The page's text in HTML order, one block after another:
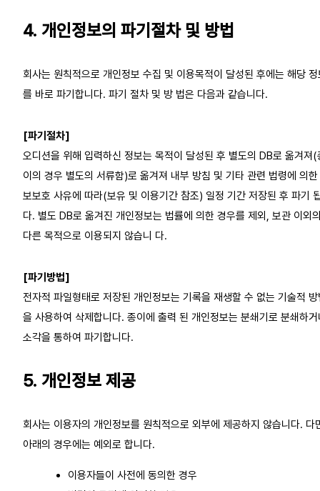
4. 개인정보의 파기절차 및 방법
회사는 원칙적으로 개인정보 수집 및 이용목적이 달성된 후에는 해당 정
를 바로 파기합니다. 파기 절차 및 방 법은 다음과 같습니다.
[파기절차]
오디션을 위해 입력하신 정보는 목적이 달성된 후 별도의 DB로 옮겨져(
이의 경우 별도의 서류함)로 옮겨져 내부 방침 및 기타 관련 법령에 의
보보호 사유에 따라(보유 및 이용기간 참조) 일정 기간 저장된 후 파기
다. 별도 DB로 옮겨진 개인정보는 법률에 의한 경우를 제외, 보관 이외
다른 목적으로 이용되지 않습니 다.
[파기방법]
전자적 파일형태로 저장된 개인정보는 기록을 재생할 수 없는 기술적 방
을 사용하여 삭제합니다. 종이에 출력 된 개인정보는 분쇄기로 분쇄하거
소각을 통하여 파기합니다.
5. 개인정보 제공
회사는 이용자의 개인정보를 원칙적으로 외부에 제공하지 않습니다. 다
아래의 경우에는 예외로 합니다.
이용자들이 사전에 동의한 경우